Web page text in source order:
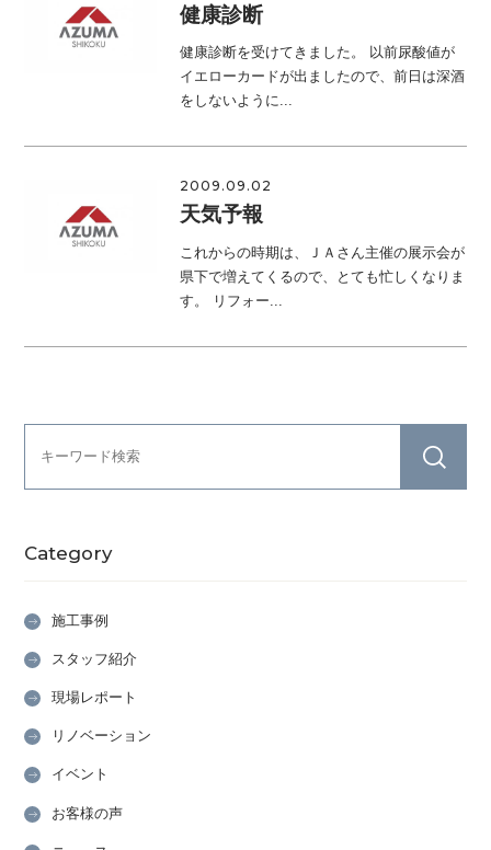
健康診断
健康診断を受けてきました。 以前尿酸値が
イエローカードが出ましたので、前日は深酒
をしないように...
2009.09.02
天気予報
これからの時期は、ＪＡさん主催の展示会が
県下で増えてくるので、とても忙しくなりま
す。 リフォー...
Category
施工事例
スタッフ紹介
現場レポート
リノベーション
イベント
お客様の声